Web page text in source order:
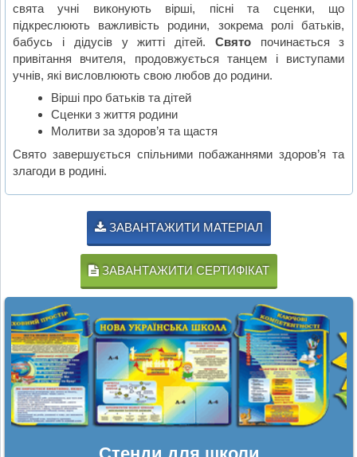
свята учні виконують вірші, пісні та сценки, що
підкреслюють важливість родини, зокрема ролі батьків,
бабусь і дідусів у житті дітей.Свято починається з
привітання вчителя, продовжується танцем і виступами
учнів, які висловлюють свою любов до родини.
Вірші про батьків та дітей
Сценки з життя родини
Молитви за здоров’я та щастя
Свято завершується спільними побажаннями здоров’я та
злагоди в родині.
ЗАВАНТАЖИТИ МАТЕРІАЛ
ЗАВАНТАЖИТИ СЕРТИФІКАТ